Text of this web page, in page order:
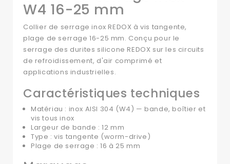
W4 16-25 mm
Collier de serrage inox REDOX à vis tangente,
plage de serrage 16-25 mm. Conçu pour le
serrage des durites silicone REDOX sur les circuits
de refroidissement, d'air comprimé et
applications industrielles.
Caractéristiques techniques
Matériau : inox AISI 304 (W4) — bande, boîtier et
vis tous inox
Largeur de bande : 12 mm
Type : vis tangente (worm-drive)
Plage de serrage : 16 à 25 mm